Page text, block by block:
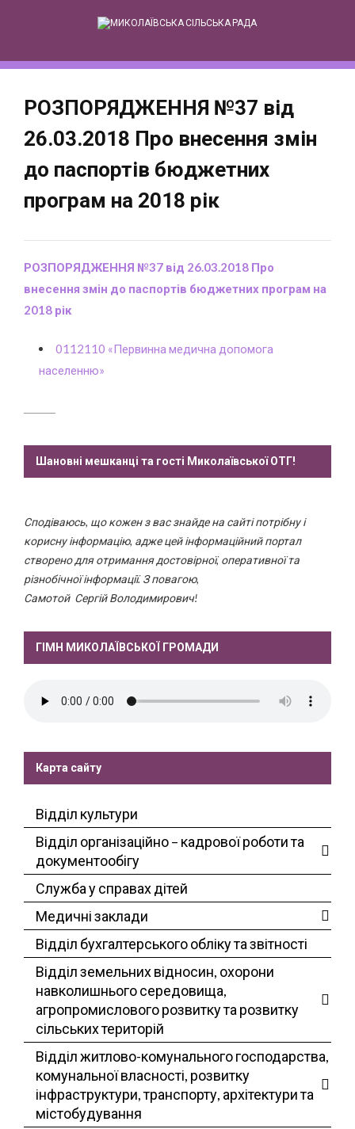
to
РОЗПОРЯДЖЕННЯ №37 від
26.03.2018 Про внесення змін
до паспортів бюджетних
програм на 2018 рік
РОЗПОРЯДЖЕННЯ №37 від 26.03.2018 Про
внесення змін до паспортів бюджетних програм на
2018 рік
0112110 «Первинна медична допомога
населенню»
Шановні мешканці та гості Миколаївської ОТГ!
Сподіваюсь, що кожен з вас знайде на сайті потрібну і
корисну інформацію, адже цей інформаційний портал
створено для отримання достовірної, оперативної та
різнобічної інформації. З повагою,
Самотой Сергій Володимирович!
ГІМН МИКОЛАЇВСЬКОЇ ГРОМАДИ
Карта сайту
Відділ культури
Відділ організаційно – кадрової роботи та
документообігу
Служба у справах дітей
Медичні заклади
Відділ бухгалтерського обліку та звітності
Відділ земельних відносин, охорони
навколишнього середовища,
агропромислового розвитку та розвитку
сільських територій
Відділ житлово-комунального господарства,
комунальної власності, розвитку
інфраструктури, транспорту, архітектури та
містобудування